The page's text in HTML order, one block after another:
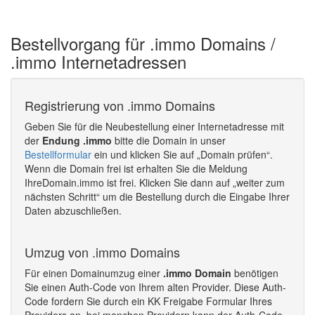
Bestellvorgang für .immo Domains /
.immo Internetadressen
Registrierung von .immo Domains
Geben Sie für die Neubestellung einer Internetadresse mit
der Endung .immo bitte die Domain in unser
Bestellformular ein und klicken Sie auf „Domain prüfen“.
Wenn die Domain frei ist erhalten Sie die Meldung
IhreDomain.immo ist frei. Klicken Sie dann auf „weiter zum
nächsten Schritt“ um die Bestellung durch die Eingabe Ihrer
Daten abzuschließen.
Umzug von .immo Domains
Für einen Domainumzug einer .immo Domain benötigen
Sie einen Auth-Code von Ihrem alten Provider. Diese Auth-
Code fordern Sie durch ein KK Freigabe Formular Ihres